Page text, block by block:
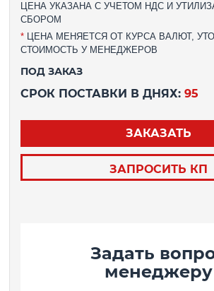
ЦЕНА УКАЗАНА С УЧЕТОМ НДС И
СБОРОМ
*ЦЕНА МЕНЯЕТСЯ ОТ КУРСА ВАЛЮТ,
СТОИМОСТЬ У МЕНЕДЖЕРОВ
ПОД ЗАКАЗ
СРОК ПОСТАВКИ В ДНЯХ: 95
ЗАКАЗАТЬ
ЗАПРОСИТЬ КП
Задать
менеджеру